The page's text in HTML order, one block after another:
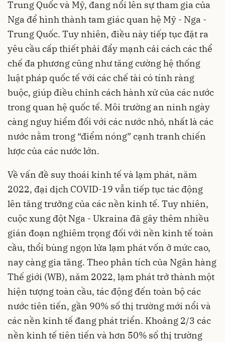
Trung Quốc và Mỹ, đang nổi lên sự tham gia của
Nga để hình thành tam giác quan hệ Mỹ - Nga -
Trung Quốc. Tuy nhiên, điều này tiếp tục đặt ra
yêu cầu cấp thiết phải đẩy mạnh cải cách các thể
chế đa phương cũng như tăng cường hệ thống
luật pháp quốc tế với các chế tài có tính ràng
buộc, giúp điều chỉnh cách hành xử của các nước
trong quan hệ quốc tế. Môi trường an ninh ngày
càng nguy hiểm đối với các nước nhỏ, nhất là các
nước nằm trong “điểm nóng” cạnh tranh chiến
lược của các nước lớn.
Về vấn đề suy thoái kinh tế và lạm phát, năm
2022, đại dịch COVID-19 vẫn tiếp tục tác động
lên tăng trưởng của các nền kinh tế. Tuy nhiên,
cuộc xung đột Nga - Ukraina đã gây thêm nhiều
gián đoạn nghiêm trọng đối với nền kinh tế toàn
cầu, thổi bùng ngọn lửa lạm phát vốn ở mức cao,
nay càng gia tăng. Theo phân tích của Ngân hàng
Thế giới (WB), năm 2022, lạm phát trở thành một
hiện tượng toàn cầu, tác động đến toàn bộ các
nước tiên tiến, gần 90% số thị trường mới nổi và
các nền kinh tế đang phát triển. Khoảng 2/3 các
nền kinh tế tiên tiến và hơn 50% số thị trường